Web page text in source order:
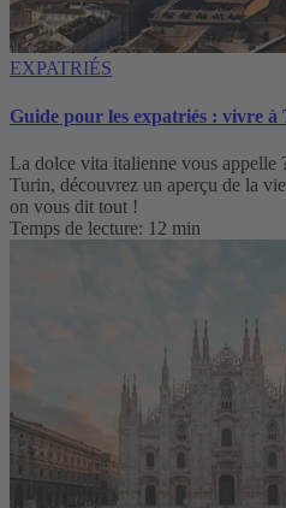
EXPATRIÉS
Guide pour les expatriés : vivre à
La dolce vita italienne vous appelle
Turin, découvrez un aperçu de la
on vous dit tout !
Temps de lecture: 12 min